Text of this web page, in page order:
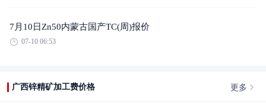
7月10日Zn50内蒙古国产TC(周)报价
07-10 06:53
广西锌精矿加工费价格 更多